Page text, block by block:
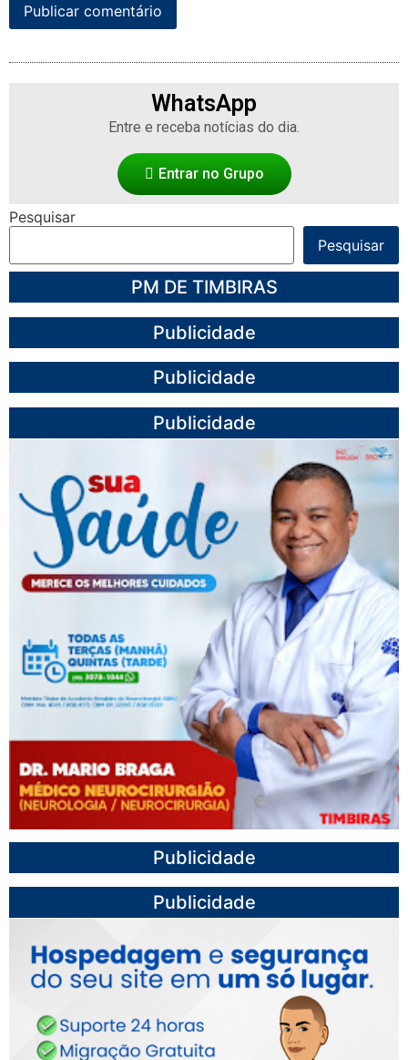
WhatsApp
Entre e receba notícias do dia.
Entrar no Grupo
Pesquisar
Pesquisar
PM DE TIMBIRAS
Publicidade
Publicidade
Publicidade
Publicidade
Publicidade